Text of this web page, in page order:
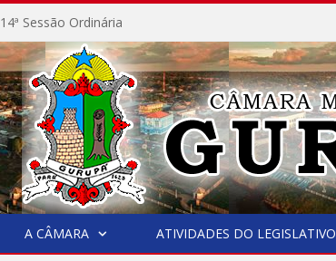
14ª Sessão Ordinária
A CÂMARA ATIVIDADES DO LEGISLATIVO